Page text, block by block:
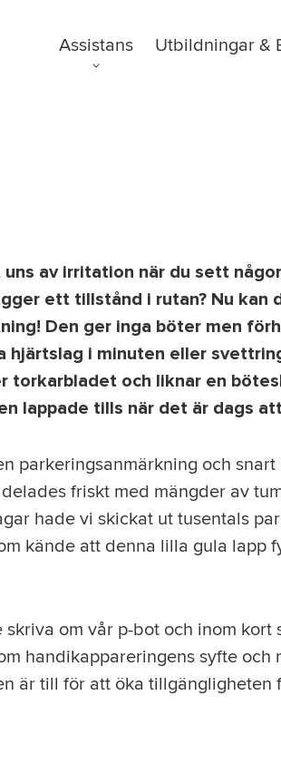
Assistans Utbildningar &
av irritation när du sett
ett tillstånd i rutan? Nu kan
Den ger inga böter men
hjärtslag i minuten eller
och liknar en
lappade tills när det är dags
parkeringsanmärkning och
delades friskt med mängder av
hade vi skickat ut tusentals
kände att denna lilla gula lapp
om vår p-bot och inom kort
handikappareringens syfte och
är till för att öka tillgängligheten